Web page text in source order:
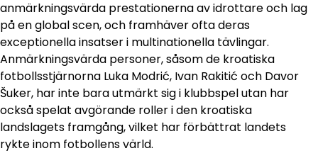
anmärkningsvärda prestationerna av idrottare och lag
på en global scen, och framhäver ofta deras
exceptionella insatser i multinationella tävlingar.
Anmärkningsvärda personer, såsom de kroatiska
fotbollsstjärnorna Luka Modrić, Ivan Rakitić och Davor
Šuker, har inte bara utmärkt sig i klubbspel utan har
också spelat avgörande roller i den kroatiska
landslagets framgång, vilket har förbättrat landets
rykte inom fotbollens värld.